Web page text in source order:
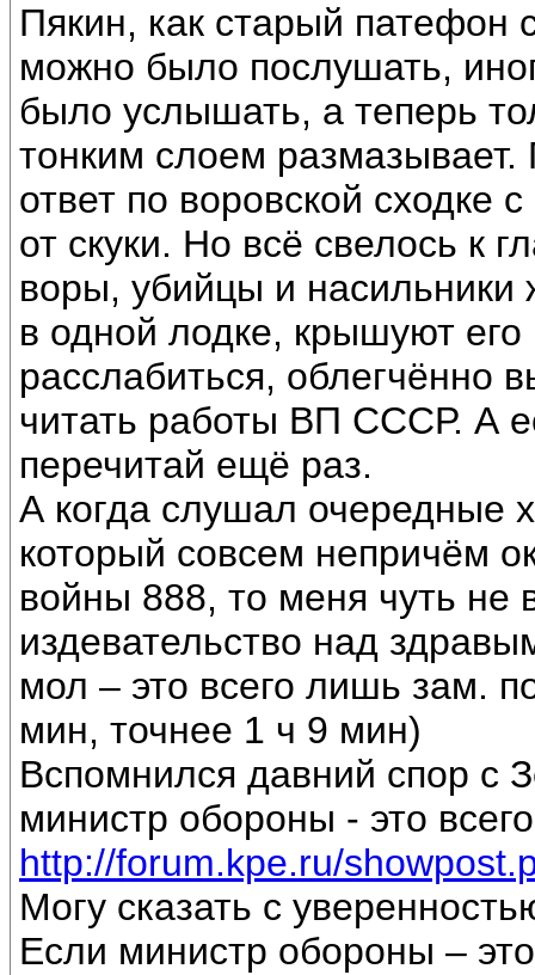
Пякин, как старый патефон
можно было послушать,
было услышать, а теперь
тонким слоем
ответ по воровской сходке
от скуки. Но всё свелось к
воры, убийцы и
в одной лодке, крышуют
расслабиться, облегчённо
читать работы ВП СССР. А
перечитай ещё раз.
А когда слушал очередные
который совсем непричём
войны 888, то меня чуть не
издевательство над
мол – это всего лишь зам.
мин, точнее 1 ч 9 мин)
Вспомнился давний спор с
министр обороны - это
http://forum.kpe.ru/
Могу сказать с
Если министр обороны –